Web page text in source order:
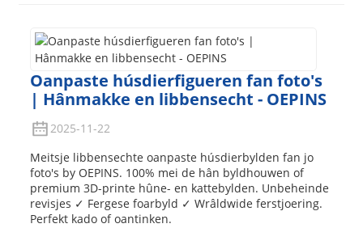
Oanpaste húsdierfigueren fan foto's
| Hânmakke en libbensecht - OEPINS
2025-11-22
Meitsje libbensechte oanpaste húsdierbylden fan jo
foto's by OEPINS. 100% mei de hân byldhouwen of
premium 3D-printe hûne- en kattebylden. Unbeheinde
revisjes ✓ Fergese foarbyld ✓ Wrâldwide ferstjoering.
Perfekt kado of oantinken.